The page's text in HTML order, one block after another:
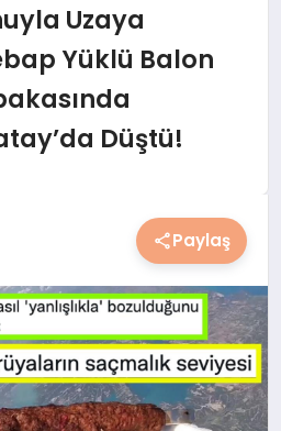
Uzaya
Yüklü Balon
Düştü!
Paylaş